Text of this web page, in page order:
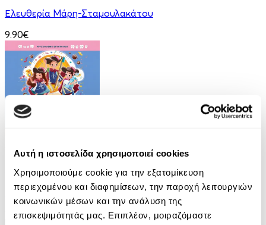
Αυτή η ιστοσελίδα χρησιμοποιεί cookies
Χρησιμοποιούμε cookie για την εξατομίκευση
περιεχομένου και διαφημίσεων, την παροχή λειτουργιών
κοινωνικών μέσων και την ανάλυση της
επισκεψιμότητάς μας. Επιπλέον, μοιραζόμαστε
Ελευθερία Μάρη-Σταμουλακάτου
9.90€
Οι Τρεις Στοματοφύλακες
Κρυσταλλένια Βιγγοπούλου
13.50€